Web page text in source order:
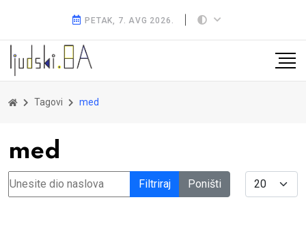
PETAK, 7. AVG 2026.
Tagovi med
med
Unesite dio naslova Filtriraj Poništi Display #